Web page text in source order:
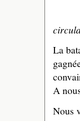
La
A
Nous